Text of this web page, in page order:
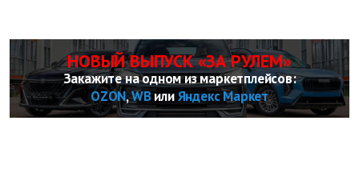
НОВЫЙ ВЫПУСК «ЗА РУЛЕМ»
Закажите на одном из маркетплейсов:
OZON,WBилиЯндекс Маркет